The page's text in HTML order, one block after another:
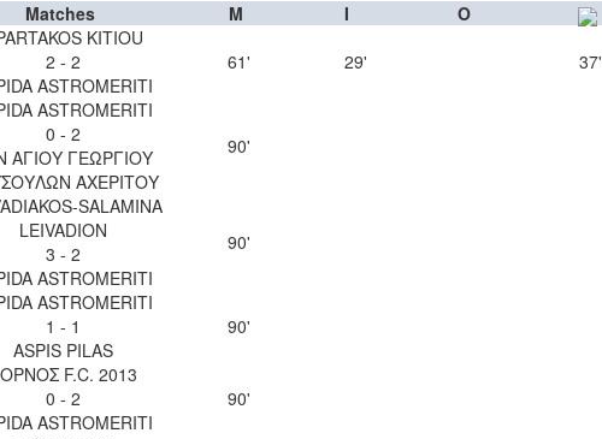
Matches M I
O
KITIOU
2 - 2
ASTROMERITI
61' 29'
37'
ASTROMERITI
0 - 2
ΑΓΙΟΥ ΓΕΩΡΓΙΟΥ
ΑΧΕΡΙΤΟΥ
90'
SALAMINA
LEIVADION
3 - 2
ASTROMERITI
90'
ASTROMERITI
1 - 1
ASPIS PILAS
90'
F.C. 2013
0 - 2
ASTROMERITI
90'